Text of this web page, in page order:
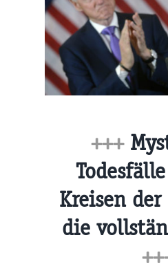
+++
Kreisen
die